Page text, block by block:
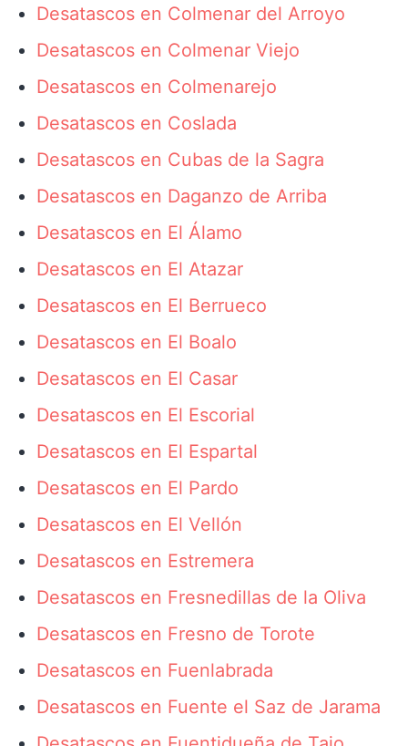
Desatascos en Colmenar del Arroyo
Desatascos en Colmenar Viejo
Desatascos en Colmenarejo
Desatascos en Coslada
Desatascos en Cubas de la Sagra
Desatascos en Daganzo de Arriba
Desatascos en El Álamo
Desatascos en El Atazar
Desatascos en El Berrueco
Desatascos en El Boalo
Desatascos en El Casar
Desatascos en El Escorial
Desatascos en El Espartal
Desatascos en El Pardo
Desatascos en El Vellón
Desatascos en Estremera
Desatascos en Fresnedillas de la Oliva
Desatascos en Fresno de Torote
Desatascos en Fuenlabrada
Desatascos en Fuente el Saz de Jarama